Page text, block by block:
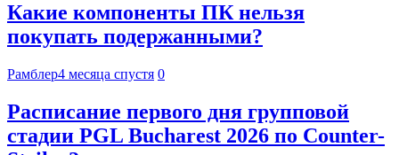
Какие компоненты ПК нельзя
покупать подержанными?
Рамблер4 месяца спустя 0
Расписание первого дня групповой
стадии PGL Bucharest 2026 по Counter-